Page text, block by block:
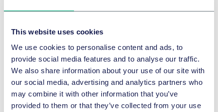
This website uses cookies
We use cookies to personalise content and ads, to
provide social media features and to analyse our traffic.
We also share information about your use of our site with
our social media, advertising and analytics partners who
may combine it with other information that you’ve
provided to them or that they’ve collected from your use
Compliance Requirements
Open source in healthcare requires robust compliance
and security standards.
2026年7月9日
BRIEFING
作者Jan Feuerhake, LL.M. (Melbourne)以及Gabriel